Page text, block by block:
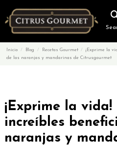
Inicio Blog Recetas Gourmet
¡Exprime la
de las naranjas y mandarinas de Citrusgourmet
¡Exprime la vida!
increíbles
naranjas y